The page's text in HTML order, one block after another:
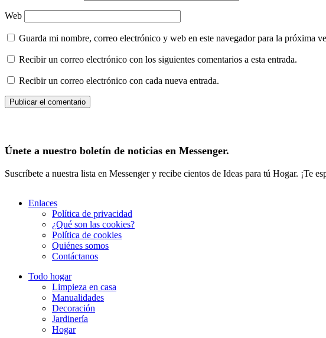
Web
Guarda mi nombre, correo electrónico y web en este navegador para la próxima
Recibir un correo electrónico con los siguientes comentarios a esta entrada.
Recibir un correo electrónico con cada nueva entrada.
Únete a nuestro boletín de noticias en Messenger.
Suscríbete a nuestra lista en Messenger y recibe cientos de Ideas para tú Hogar. ¡Te
Enlaces
Política de privacidad
¿Qué son las cookies?
Política de cookies
Quiénes somos
Contáctanos
Todo hogar
Limpieza en casa
Manualidades
Decoración
Jardinería
Hogar